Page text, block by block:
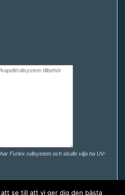
har Furlex rullsystem och skulle vilja ha UV-
se till att vi ger dig den bästa